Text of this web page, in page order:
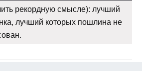
рекордную смысле): лучший
лучший которых пошлина не